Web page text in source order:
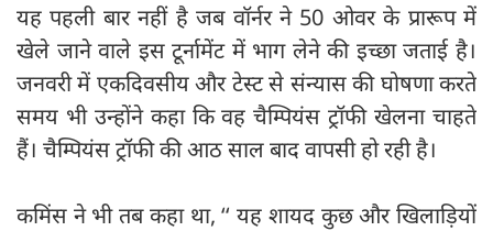
यह पहली बार नहीं है जब वॉर्नर ने 50 ओवर के प्रारूप में
खेले जाने वाले इस टूर्नामेंट में भाग लेने की इच्छा जताई है।
जनवरी में एकदिवसीय और टेस्ट से संन्यास की घोषणा करते
समय भी उन्होंने कहा कि वह चैम्पियंस ट्रॉफी खेलना चाहते
हैं। चैम्पियंस ट्रॉफी की आठ साल बाद वापसी हो रही है।
कमिंस ने भी तब कहा था, ‘‘ यह शायद कुछ और खिलाड़ियों